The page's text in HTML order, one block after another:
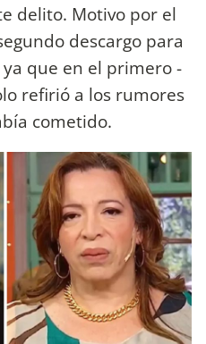
delito. Motivo por el
descargo para
que en el primero -
refirió a los rumores
cometido.